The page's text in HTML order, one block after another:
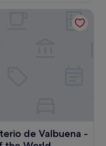
de Valbuena -
Valbuena - Small Luxury
Valbuena - Small Luxury